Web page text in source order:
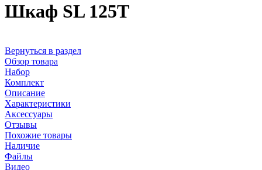
Шкаф SL 125T
Вернуться в раздел
Обзор товара
Набор
Комплект
Описание
Характеристики
Аксессуары
Отзывы
Похожие товары
Наличие
Файлы
Видео